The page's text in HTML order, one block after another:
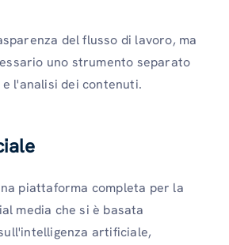
del flusso di lavoro, ma
uno strumento separato
l'analisi dei contenuti.
piattaforma completa per la
media che si è basata
artificiale,